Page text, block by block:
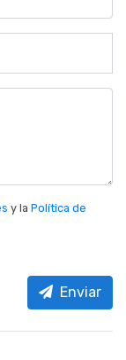
y la Política de
Enviar